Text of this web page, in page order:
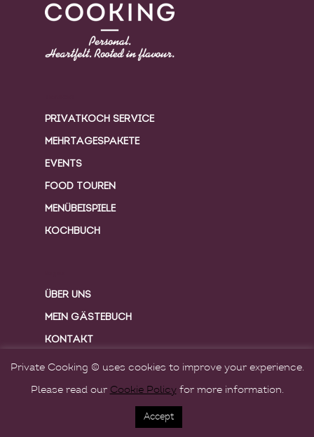
PRIVATKOCH SERVICE
MEHRTAGESPAKETE
EVENTS
FOOD TOUREN
MENÜBEISPIELE
KOCHBUCH
ÜBER UNS
MEIN GÄSTEBUCH
KONTAKT
GESCHICHTE
FOTOGALERIE
Private Cooking © uses cookies to improve your experience.
Please read our Cookie Policyfor more information.
Accept